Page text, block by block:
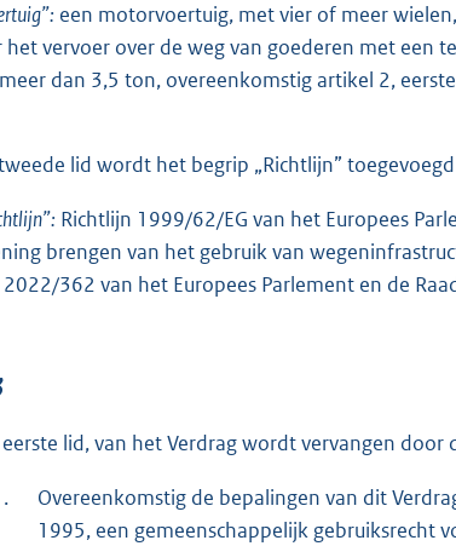
een motorvoertuig, met vier of meer
het vervoer over de weg van goederen met een
dan 3,5 ton, overeenkomstig artikel 2,
lid wordt het begrip „Richtlijn”
Richtlijn 1999/62/EG van het Europees
brengen van het gebruik van
2022/362 van het Europees Parlement en de
lid, van het Verdrag wordt vervangen door
Overeenkomstig de bepalingen van dit
1995, een gemeenschappelijk gebruiksrecht